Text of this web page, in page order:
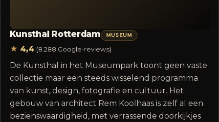
Kunsthal Rotterdam MUSEUM
★ 4,4 (8.288 Google-reviews)
De Kunsthal in het Museumpark toont geen vaste
collectie maar een steeds wisselend programma
van kunst, design, fotografie en cultuur. Het
gebouw van architect Rem Koolhaas is zelf al een
bezienswaardigheid, met verrassende doorkijkjes